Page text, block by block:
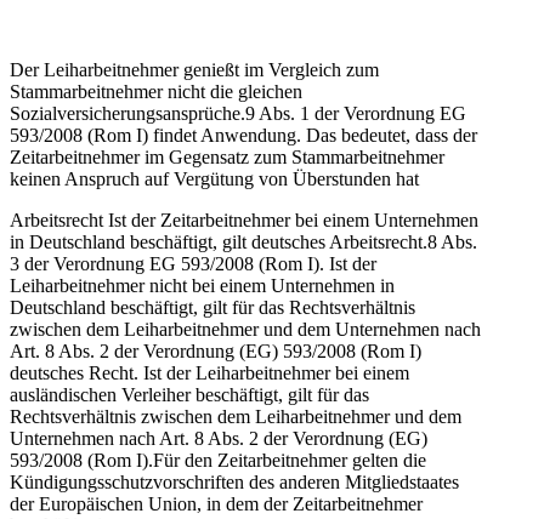
Der Leiharbeitnehmer genießt im Vergleich zum
Stammarbeitnehmer nicht die gleichen
Sozialversicherungsansprüche.9 Abs. 1 der Verordnung EG
593/2008 (Rom I) findet Anwendung. Das bedeutet, dass der
Zeitarbeitnehmer im Gegensatz zum Stammarbeitnehmer
keinen Anspruch auf Vergütung von Überstunden hat
Arbeitsrecht Ist der Zeitarbeitnehmer bei einem Unternehmen
in Deutschland beschäftigt, gilt deutsches Arbeitsrecht.8 Abs.
3 der Verordnung EG 593/2008 (Rom I). Ist der
Leiharbeitnehmer nicht bei einem Unternehmen in
Deutschland beschäftigt, gilt für das Rechtsverhältnis
zwischen dem Leiharbeitnehmer und dem Unternehmen nach
Art. 8 Abs. 2 der Verordnung (EG) 593/2008 (Rom I)
deutsches Recht. Ist der Leiharbeitnehmer bei einem
ausländischen Verleiher beschäftigt, gilt für das
Rechtsverhältnis zwischen dem Leiharbeitnehmer und dem
Unternehmen nach Art. 8 Abs. 2 der Verordnung (EG)
593/2008 (Rom I).Für den Zeitarbeitnehmer gelten die
Kündigungsschutzvorschriften des anderen Mitgliedstaates
der Europäischen Union, in dem der Zeitarbeitnehmer